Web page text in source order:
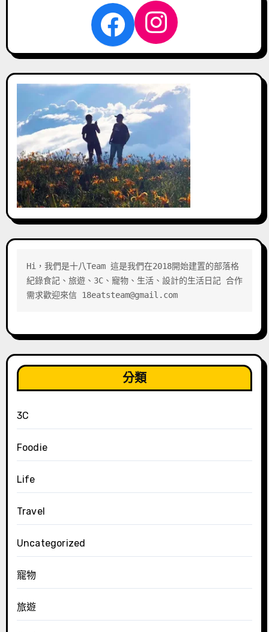
Facebook
Hi，我們是十八Team 這是我們在2018開始建置的部落格
紀錄食記、旅遊、3C、寵物、生活、設計的生活日記 合作
需求歡迎來信 18eatsteam@gmail.com
分類
3C
Foodie
Life
Travel
Uncategorized
寵物
旅遊